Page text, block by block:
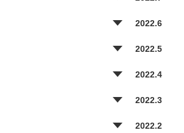
2022.6
2022.5
2022.4
2022.3
2022.2